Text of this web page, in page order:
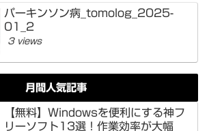
パーキンソン病_tomolog_2025-
01_2
3 views
月間人気記事
【無料】Windowsを便利にする神フ
リーソフト13選！作業効率が大幅